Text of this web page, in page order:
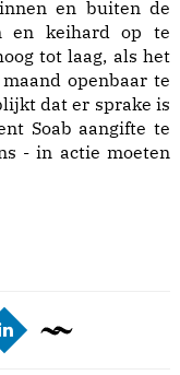
en buiten de
en keihard op te
tot laag, als het
openbaar te
dat er sprake is
Soab aangifte te
- in actie moeten